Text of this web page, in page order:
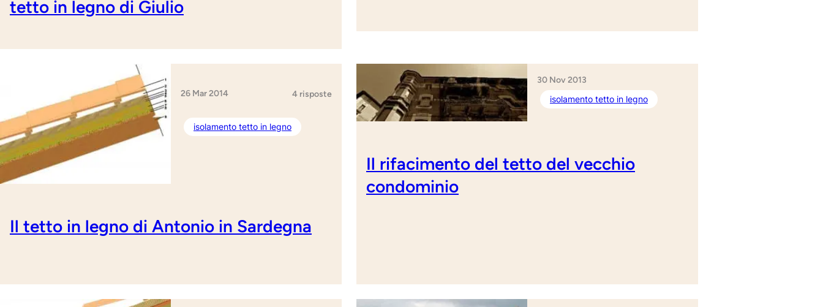
tetto in legno di Giulio
26 Mar 2014 4 risposte
isolamento tetto in legno
Il tetto in legno di Antonio in Sardegna
30 Nov 2013
isolamento tetto in legno
Il rifacimento del tetto del vecchio
condominio